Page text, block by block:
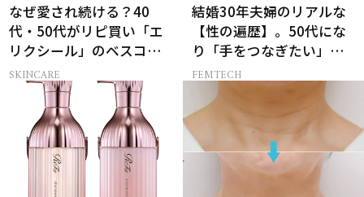
なぜ愛され続ける？40
代・50代がリピ買い「エ
リクシール」のベスコス
受賞名品3選
SKINCARE
結婚30年夫婦のリアルな
【性の遍歴】。50代にな
り「手をつなぎたい」と
願う理由とは
FEMTECH